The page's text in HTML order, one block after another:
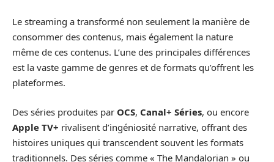
Le streaming a transformé non seulement la manière de
consommer des contenus, mais également la nature
même de ces contenus. L’une des principales différences
est la vaste gamme de genres et de formats qu’offrent les
plateformes.
Des séries produites par OCS, Canal+ Séries, ou encore
Apple TV+ rivalisent d’ingéniosité narrative, offrant des
histoires uniques qui transcendent souvent les formats
traditionnels. Des séries comme « The Mandalorian » ou